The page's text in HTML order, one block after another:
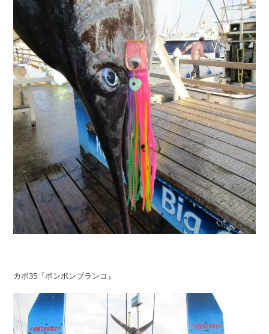
カボ35『ボンボンブランコ』